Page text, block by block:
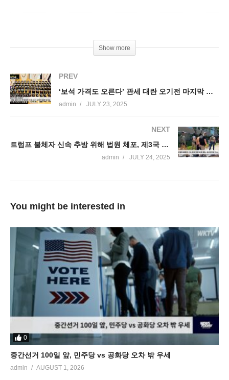
Show more
PREV
‘보석 가격도 오른다’ 관세 대란 오기전 마지막 기회 2025 상반기 결산 보석쇼
admin JULY 23, 2025
NEXT
트럼프 불체자 신속 추방 위해 법원 체포, 제3국 추방 가속
admin JULY 24, 2025
You might be interested in
0
중간선거 100일 앞, 민주당 vs 공화당 오차 밖 우세
admin AUGUST 1, 2026